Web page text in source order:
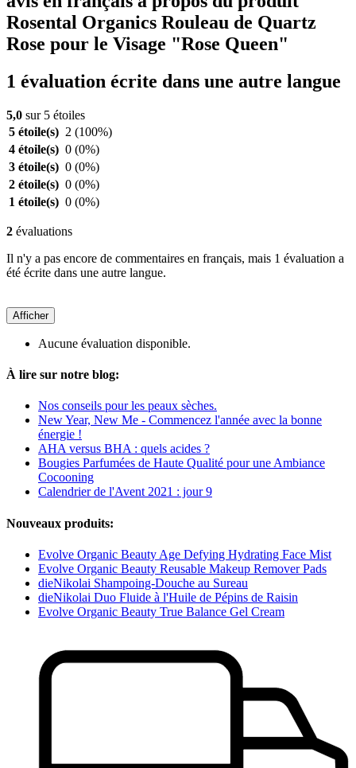
Rosental Organics Rouleau de Quartz
Rose pour le Visage "Rose Queen"
1 évaluation écrite dans une autre langue
5,0 sur 5 étoiles
5 étoile(s) 2 (100%)
4 étoile(s) 0 (0%)
3 étoile(s) 0 (0%)
2 étoile(s) 0 (0%)
1 étoile(s) 0 (0%)
2 évaluations
Il n'y a pas encore de commentaires en français, mais 1 évaluation a
été écrite dans une autre langue.
Afficher
Aucune évaluation disponible.
À lire sur notre blog:
Nos conseils pour les peaux sèches.
New Year, New Me - Commencez l'année avec la bonne
énergie !
AHA versus BHA : quels acides ?
Bougies Parfumées de Haute Qualité pour une Ambiance
Cocooning
Calendrier de l'Avent 2021 : jour 9
Nouveaux produits:
Evolve Organic Beauty Age Defying Hydrating Face Mist
Evolve Organic Beauty Reusable Makeup Remover Pads
dieNikolai Shampoing-Douche au Sureau
dieNikolai Duo Fluide à l'Huile de Pépins de Raisin
Evolve Organic Beauty True Balance Gel Cream